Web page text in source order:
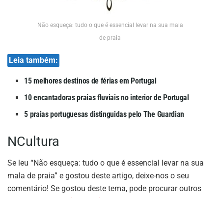
Não esqueça: tudo o que é essencial levar na sua mala
de praia
Leia também:
15 melhores destinos de férias em Portugal
10 encantadoras praias fluviais no interior de Portugal
5 praias portuguesas distinguidas pelo The Guardian
NCultura
Se leu “Não esqueça: tudo o que é essencial levar na sua
mala de praia” e gostou deste artigo, deixe-nos o seu
comentário! Se gostou deste tema, pode procurar outros